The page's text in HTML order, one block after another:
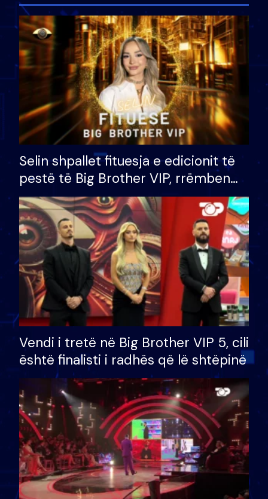
Selin shpallet fituesja e edicionit të
pestë të Big Brother VIP, rrëmben
çmimin e madh prej 100 mijë eurosh
Vendi i tretë në Big Brother VIP 5, cili
është finalisti i radhës që lë shtëpinë